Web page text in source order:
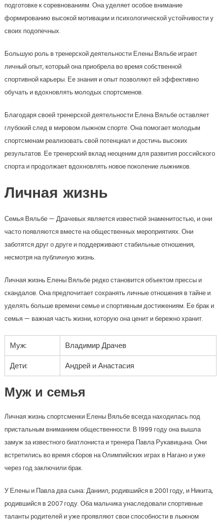
подготовке к соревнованиям. Она уделяет особое внимание
формированию высокой мотивации и психологической устойчивости у
своих подопечных.
Большую роль в тренерской деятельности Елены Вяльбе играет
личный опыт, который она приобрела во время собственной
спортивной карьеры. Ее знания и опыт позволяют ей эффективно
обучать и вдохновлять молодых спортсменов.
Благодаря своей тренерской деятельности Елена Вяльбе оставляет
глубокий след в мировом лыжном спорте. Она помогает молодым
спортсменам реализовать свой потенциал и достичь высоких
результатов. Ее тренерский вклад неоценим для развития российского
спорта и продолжает вдохновлять новое поколение лыжников.
Личная жизнь
Семья Вяльбе — Драчевых является известной знаменитостью, и они
часто появляются вместе на общественных мероприятиях. Они
заботятся друг о друге и поддерживают стабильные отношения,
несмотря на публичную жизнь.
Личная жизнь Елены Вяльбе редко становится объектом прессы и
скандалов. Она предпочитает сохранять личные отношения в тайне и
уделять больше времени семье и спортивным достижениям. Ее брак и
семья — важная часть жизни, которую она ценит и бережно хранит.
Муж:
Владимир Драчев
Дети:
Андрей и Анастасия
Муж и семья
Личная жизнь спортсменки Елены Вяльбе всегда находилась под
пристальным вниманием общественности. В 1999 году она вышла
замуж за известного биатлониста и тренера Павла Рукавицына. Они
встретились во время сборов на Олимпийских играх в Нагано и уже
через год заключили брак.
У Елены и Павла два сына: Даниил, родившийся в 2001 году, и Никита,
родившийся в 2007 году. Оба мальчика унаследовали спортивные
таланты родителей и уже проявляют свои способности в лыжном